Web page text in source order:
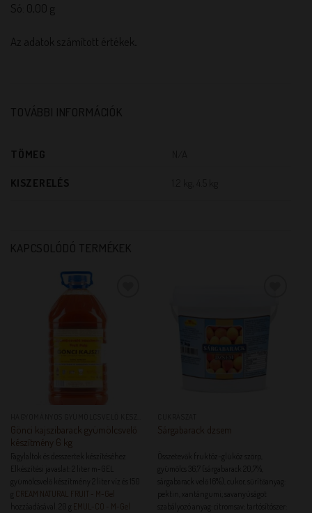
Só: 0,00 g
Az adatok számított értékek
TOVÁBBI INFORMÁCIÓK
TÖMEG
KISZERELÉS
KAPCSOLÓDÓ TERMÉKEK
Gönci kajszibarack gyümölcsvelő
készítmény 6 kg
Fagylaltok és desszertek készítéséhez
Elkészítési javaslat: 2 liter m-GEL
gyümölcsvelő készítmény 2 liter víz és 150
CREAM NATURAL FRUIT - M-Gel
hozzáadásával. 20 g EMUL-CO - M-Gel
Sárgabarack dzsem
Összetevők fruktóz-glükóz szörp,
gyümölcs 36,7 (sárgabarack 20,7%,
pektin, xantángumi; savanyúságot
szabályozó anyag: citromsav; tartósítószer: